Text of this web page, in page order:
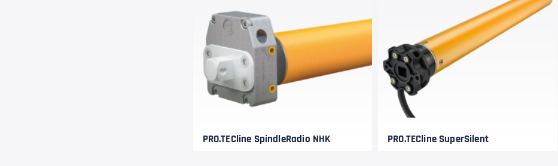
PRO.TECline SpindleRadio NHK PRO.TECline SuperSilent